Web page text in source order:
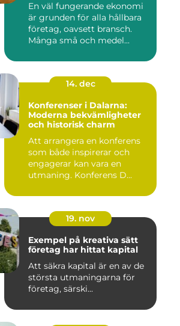
En väl fungerande ekonomi
är grunden för alla hållbara
företag, oavsett bransch.
Många små och medel...
14. dec
Konferenser i Dalarna:
Moderna bekvämligheter
och historisk charm
Att arrangera en konferens
som både inspirerar och
engagerar kan vara en
utmaning. Konferens D...
19. nov
Exempel på kreativa sätt
företag har hittat kapital
Att säkra kapital är en av de
största utmaningarna för
företag, särski...